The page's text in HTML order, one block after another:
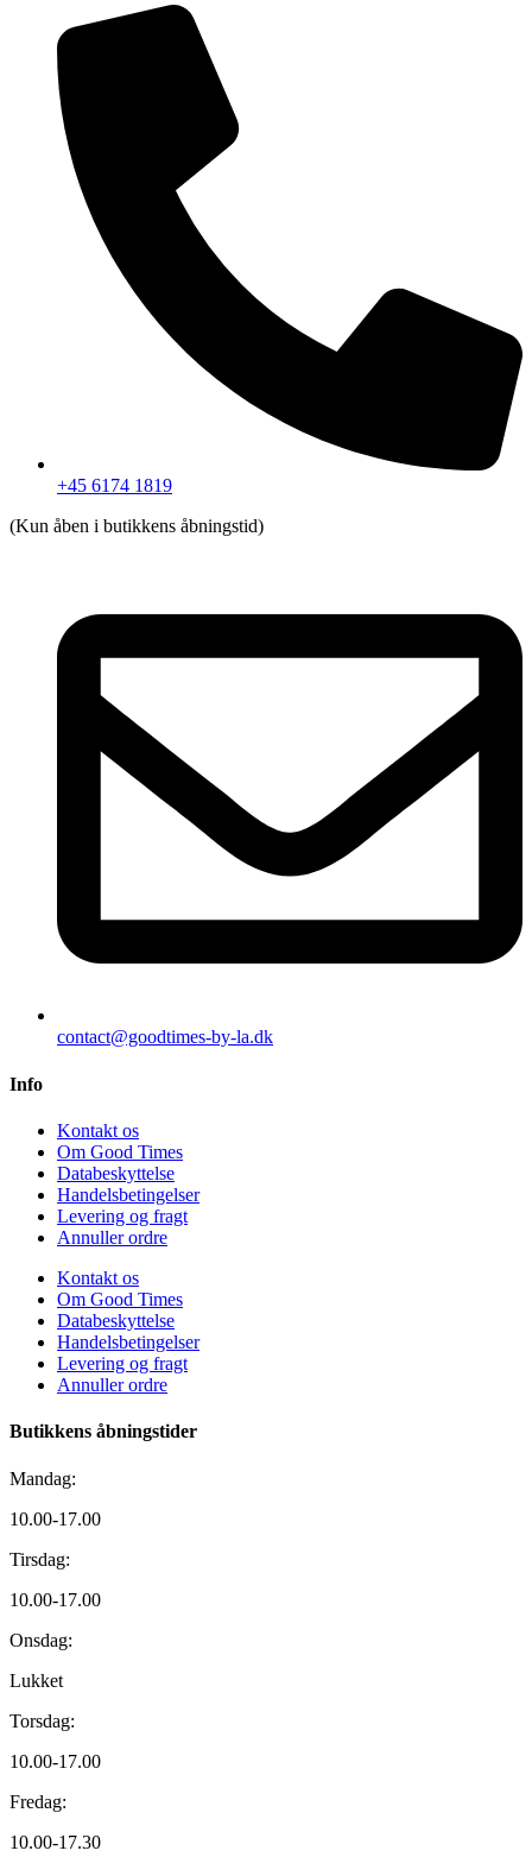
+45 6174 1819
(Kun åben i butikkens åbningstid)
contact@goodtimes-by-la.dk
Info
Kontakt os
Om Good Times
Databeskyttelse
Handelsbetingelser
Levering og fragt
Annuller ordre
Kontakt os
Om Good Times
Databeskyttelse
Handelsbetingelser
Levering og fragt
Annuller ordre
Butikkens åbningstider
Mandag:
10.00-17.00
Tirsdag:
10.00-17.00
Onsdag:
Lukket
Torsdag:
10.00-17.00
Fredag:
10.00-17.30